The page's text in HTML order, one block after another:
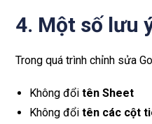
4. Một số lưu
Trong quá trình chỉnh sửa
Không đổi tên Sheet
Không đổi tên các cột